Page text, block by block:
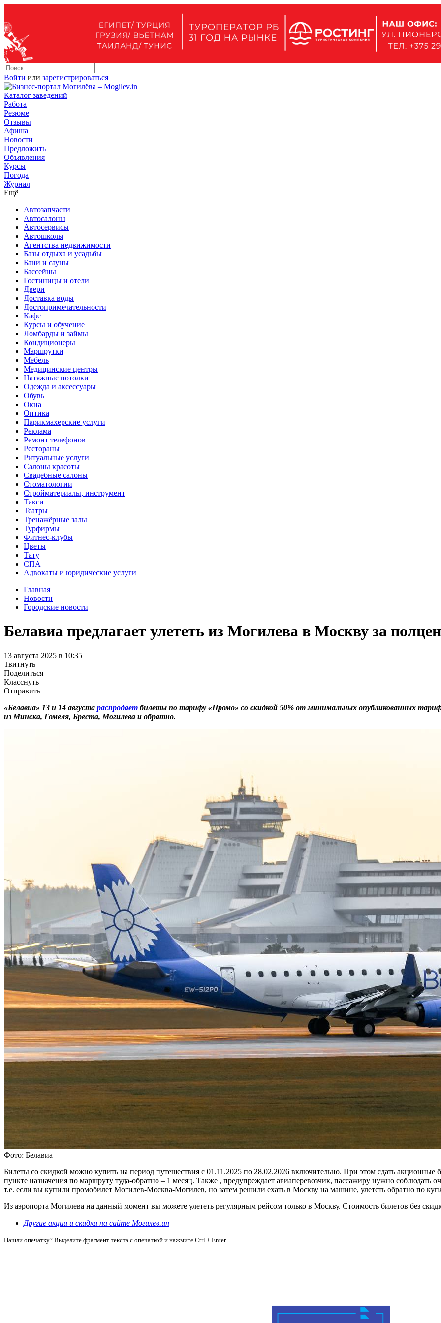
Войти или зарегистрироваться
Каталог заведений
Работа
Резюме
Отзывы
Афиша
Новости
Предложить
Объявления
Курсы
Погода
Журнал
Ещё
Автозапчасти
Автосалоны
Автосервисы
Автошколы
Агентства недвижимости
Базы отдыха и усадьбы
Бани и сауны
Бассейны
Гостиницы и отели
Двери
Доставка воды
Достопримечательности
Кафе
Курсы и обучение
Ломбарды и займы
Кондиционеры
Маршрутки
Мебель
Медицинские центры
Натяжные потолки
Одежда и аксессуары
Обувь
Окна
Оптика
Парикмахерские услуги
Реклама
Ремонт телефонов
Рестораны
Ритуальные услуги
Салоны красоты
Свадебные салоны
Стоматологии
Стройматериалы, инструмент
Такси
Театры
Тренажёрные залы
Турфирмы
Фитнес-клубы
Цветы
Тату
СПА
Адвокаты и юридические услуги
Главная
Новости
Городские новости
Белавиа предлагает улететь из Могилева в Москву за
13 августа 2025 в 10:35
Твитнуть
Поделиться
Класснуть
Отправить
«Белавиа» 13 и 14 августа распродает билеты по тарифу «Промо» со скидкой 50% от минимальных опубликованных
из Минска, Гомеля, Бреста, Могилева и обратно.
Фото: Белавиа
Билеты со скидкой можно купить на период путешествия с 01.11.2025 по 28.02.2026 включительно. При этом сдать
пункте назначения по маршруту туда-обратно – 1 месяц. Также , предупреждает авиаперевозчик, пассажиру нужно соблюдать
т.е. если вы купили промобилет Могилев-Москва-Могилев, но затем решили ехать в Москву на машине, улететь обратно по
Из аэропорта Могилева на данный момент вы можете улететь регулярным рейсом только в Москву. Стоимость билетов без
Другие акции и скидки на сайте Могилев.ин
Нашли опечатку? Выделите фрагмент текста с опечаткой и нажмите Ctrl + Enter.